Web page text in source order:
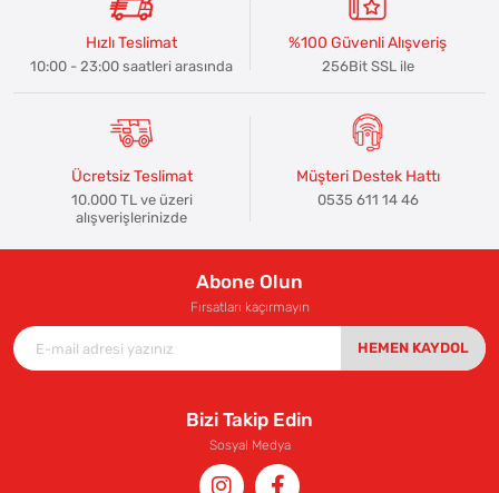
Hızlı Teslimat
10:00 - 23:00 saatleri arasında
%100 Güvenli Alışveriş
256Bit SSL ile
Ücretsiz Teslimat
10.000 TL ve üzeri
alışverişlerinizde
Müşteri Destek Hattı
0535 611 14 46
Abone Olun
Fırsatları kaçırmayın
HEMEN KAYDOL
Bizi Takip Edin
Sosyal Medya